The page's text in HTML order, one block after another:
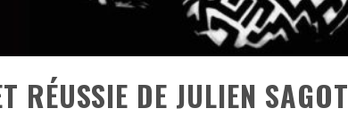
RÉUSSIE DE JULIEN SAGOT